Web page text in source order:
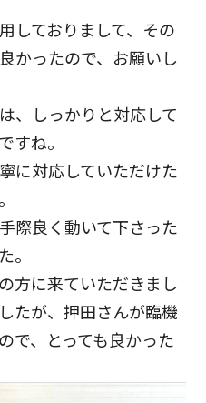
しておりまして、その
かったので、お願いし
、しっかりと対応して
すね。
に対応していただけた
際良く動いて下さった
。
方に来ていただきまし
たが、押田さんが臨機
で、とっても良かった